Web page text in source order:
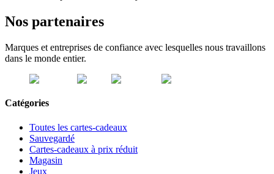
Nos partenaires
Marques et entreprises de confiance avec lesquelles nous travaillons
dans le monde entier.
Catégories
Toutes les cartes-cadeaux
Sauvegardé
Cartes-cadeaux à prix réduit
Magasin
Jeux